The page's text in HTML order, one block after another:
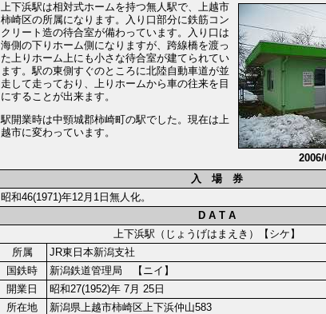
上下浜駅は相対式ホームを持つ無人駅で、上越市
柿崎区の所属になります。入り口部分に鉄筋コン
クリート造の待合室が備わっています。入り口は
海側の下りホーム側になりますが、跨線橋を渡っ
た上りホーム上にも小さな待合室が建てられてい
ます。駅の東側すぐのところに北陸自動車道が並
走して走っており、上りホームから車の往来を目
にすることが出来ます。
駅開業時は中頸城郡柿崎町の駅でした。現在は上
越市に変わっています。
入 場 券
昭和46(1971)年12月1日無人化。
D A T A
上下浜駅（じょうげはまえき）【シケ】
所属
JR東日本新潟支社
国鉄時
新潟鉄道管理局 【ニイ】
開業日
昭和27(1952)年 7月 25日
所在地
新潟県上越市柿崎区上下浜仲山583